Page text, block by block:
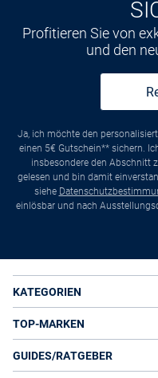
Profitieren Sie von
und den
Ja, ich möchte den
einen 5€ Gutschein** sichern.
insbesondere den Abschnitt
gelesen und bin damit
siehe
einlösbar und nach
KATEGORIEN
TOP-MARKEN
GUIDES/RATGEBER